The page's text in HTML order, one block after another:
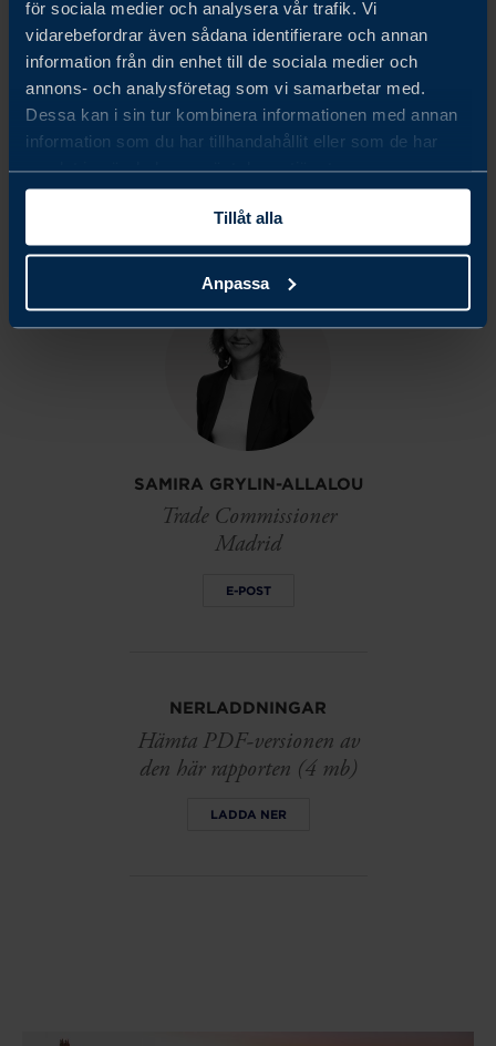
för sociala medier och analysera vår trafik. Vi
vidarebefordrar även sådana identifierare och annan
information från din enhet till de sociala medier och
annons- och analysföretag som vi samarbetar med.
Dessa kan i sin tur kombinera informationen med annan
information som du har tillhandahållit eller som de har
samlat in när du har använt deras tjänster.
Tillåt alla
Anpassa
SAMIRA GRYLIN-ALLALOU
Trade Commissioner
Madrid
E-POST
NERLADDNINGAR
Hämta PDF-versionen av
den här rapporten (4 mb)
LADDA NER
som bidragit med insikter till denna rapport. Team
Sweden i Portugal hoppas att undersökningen kan
användas som underlag för fortsatt dialog med
portugisiska myndigheter och andra relevanta intressenter.
on
linkedin
on
facebook
on